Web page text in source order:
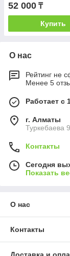
52 000 ₸
Купить
О нас
Рейтинг не
Менее 5
Работает с
г. Алматы
Туркебаева
Контакты
Сегодня
Показать
О нас
Контакты